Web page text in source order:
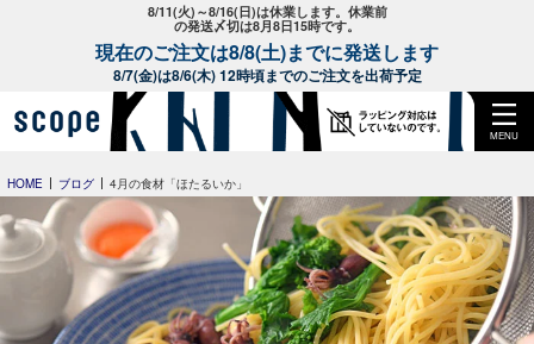
8/11(火)～8/16(日)は休業します。休業前
の発送〆切は8月8日15時です。
現在のご注文は8/8(土)までに発送します
8/7(金)は8/6(木) 12時頃までのご注文を出荷予定
MENU
HOME ブログ 4月の食材「ほたるいか」